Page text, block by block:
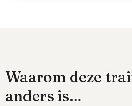
Waarom deze
anders is…